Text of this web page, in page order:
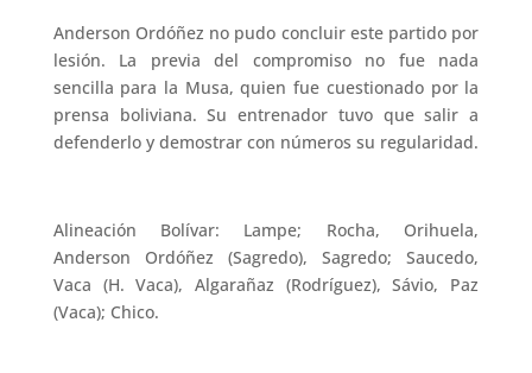
Anderson Ordóñez no pudo concluir este partido por
lesión. La previa del compromiso no fue nada
sencilla para la Musa, quien fue cuestionado por la
prensa boliviana. Su entrenador tuvo que salir a
defenderlo y demostrar con números su regularidad.
Alineación Bolívar: Lampe; Rocha, Orihuela,
Anderson Ordóñez (Sagredo), Sagredo; Saucedo,
Vaca (H. Vaca), Algarañaz (Rodríguez), Sávio, Paz
(Vaca); Chico.